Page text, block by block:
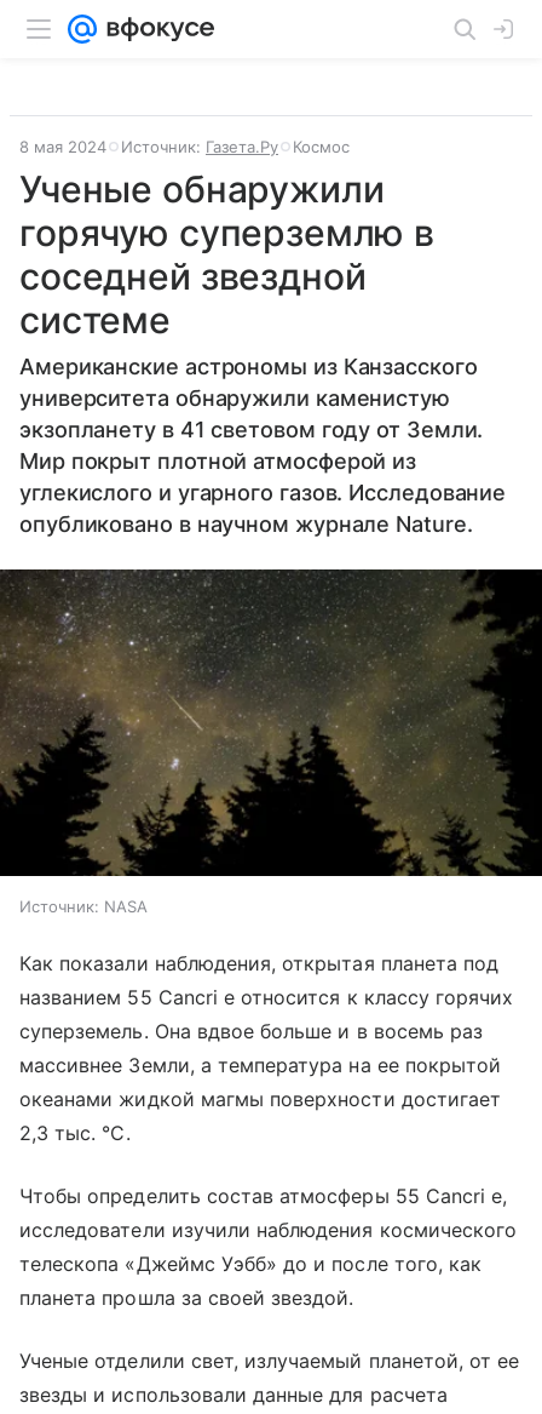
8 мая 2024 Источник: Газета.Ру Космос
Ученые обнаружили
горячую суперземлю в
соседней звездной
системе
Американские астрономы из Канзасского
университета обнаружили каменистую
экзопланету в 41 световом году от Земли.
Мир покрыт плотной атмосферой из
углекислого и угарного газов. Исследование
опубликовано в научном журнале Nature.
Источник: NASA
Как показали наблюдения, открытая планета под
названием 55 Cancri e относится к классу горячих
суперземель. Она вдвое больше и в восемь раз
массивнее Земли, а температура на ее покрытой
океанами жидкой магмы поверхности достигает
2,3 тыс. °C.
Чтобы определить состав атмосферы 55 Cancri e,
исследователи изучили наблюдения космического
телескопа «Джеймс Уэбб» до и после того, как
планета прошла за своей звездой.
Ученые отделили свет, излучаемый планетой, от ее
звезды и использовали данные для расчета